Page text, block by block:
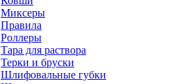
Миксеры
Правила
Роллеры
Тара для раствора
Терки и бруски
Шлифовальные губки